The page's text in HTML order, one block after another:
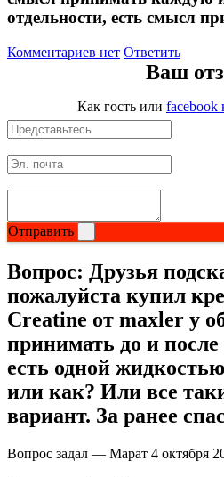
отдельности, есть смысл
Комментариев нет Ответить
Ваш
Как гость или facebook
Отправить
Вопрос: Друзья
пожалуйста купил
Creatine от maxler у
принимать до и
есть одной
или как? Или все
вариант. За ранее
Вопрос задал — Марат 4 октября